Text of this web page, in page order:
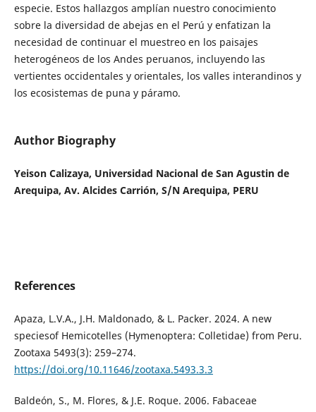
especie. Estos hallazgos amplían nuestro conocimiento
sobre la diversidad de abejas en el Perú y enfatizan la
necesidad de continuar el muestreo en los paisajes
heterogéneos de los Andes peruanos, incluyendo las
vertientes occidentales y orientales, los valles interandinos y
los ecosistemas de puna y páramo.
Author Biography
Yeison Calizaya, Universidad Nacional de San Agustin de
Arequipa, Av. Alcides Carrión, S/N Arequipa, PERU
References
Apaza, L.V.A., J.H. Maldonado, & L. Packer. 2024. A new
speciesof Hemicotelles (Hymenoptera: Colletidae) from Peru.
Zootaxa 5493(3): 259–274.
https://doi.org/10.11646/zootaxa.5493.3.3
Baldeón, S., M. Flores, & J.E. Roque. 2006. Fabaceae